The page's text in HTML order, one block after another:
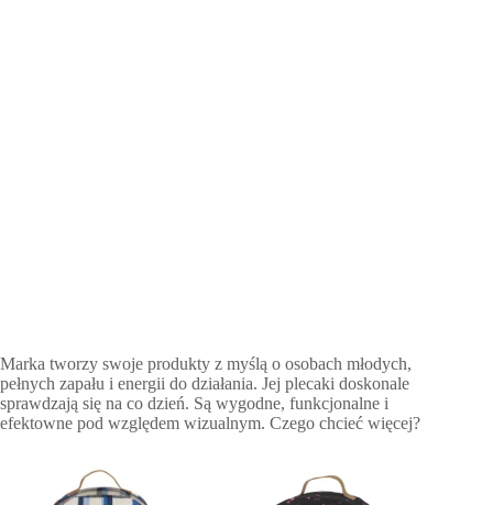
Marka tworzy swoje produkty z myślą o osobach młodych,
pełnych zapału i energii do działania. Jej plecaki doskonale
sprawdzają się na co dzień. Są wygodne, funkcjonalne i
efektowne pod względem wizualnym. Czego chcieć więcej?